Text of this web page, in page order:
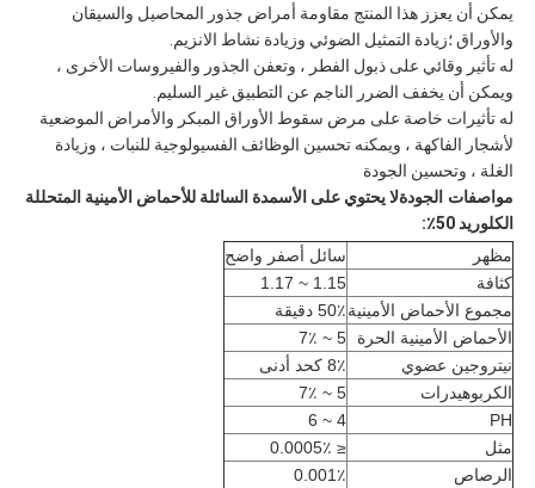
يمكن أن يعزز هذا المنتج مقاومة أمراض جذور المحاصيل والسيقان
والأوراق ؛زيادة التمثيل الضوئي وزيادة نشاط الانزيم.
له تأثير وقائي على ذبول الفطر ، وتعفن الجذور والفيروسات الأخرى ،
ويمكن أن يخفف الضرر الناجم عن التطبيق غير السليم.
له تأثيرات خاصة على مرض سقوط الأوراق المبكر والأمراض الموضعية
لأشجار الفاكهة ، ويمكنه تحسين الوظائف الفسيولوجية للنبات ، وزيادة
الغلة ، وتحسين الجودة
مواصفات الجودةلا يحتوي على الأسمدة السائلة للأحماض الأمينية المتحللة
الكلوريد 50٪:
مظهر
سائل أصفر واضح
كثافة
1.15 ~ 1.17
مجموع الأحماض الأمينية50٪ دقيقة
الأحماض الأمينية الحرة
5 ~ 7٪
نيتروجين عضوي
8٪ كحد أدنى
الكربوهيدرات
5 ~ 7٪
PH
4 ~ 6
مثل
≤ 0.0005٪
الرصاص
0.001٪